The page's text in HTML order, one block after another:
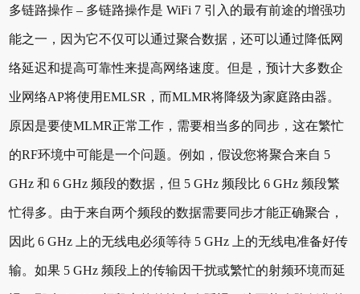
多链路操作 – 多链路操作是 WiFi 7 引入的最有前途的增强功
能之一，因为它不仅可以通过聚合数据，还可以通过降低网
络延迟和提高可靠性来提高网络速度。但是，预计大多数企
业网络AP将使用EMLSR，而MLMR将降级为家庭路由器。
原因是要使MLMR正常工作，需要相当多的同步，这在繁忙
的RF环境中可能是一个问题。例如，假设您将聚合来自 5
GHz 和 6 GHz 频段的数据，但 5 GHz 频段比 6 GHz 频段繁
忙得多。由于来自两个频段的数据需要同步才能正确聚合，
因此 6 GHz 上的无线电必须等待 5 GHz 上的无线电准备好传
输。如果 5 GHz 频段上的传输因干扰或繁忙的射频环境而延